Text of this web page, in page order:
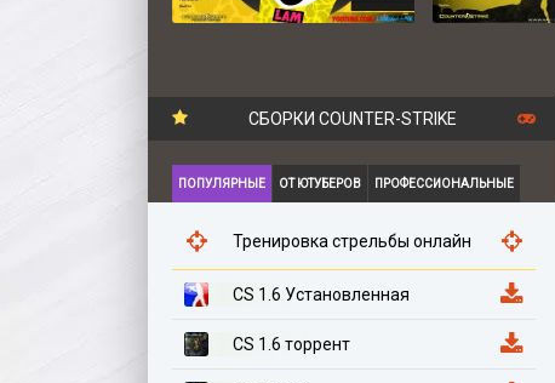
СБОРКИ COUNTER-STRIKE
ПОПУЛЯРНЫЕ ОТ ЮТУБЕРОВ ПРОФЕССИОНАЛЬНЫЕ
Тренировка стрельбы онлайн
CS 1.6 Установленная
CS 1.6 торрент